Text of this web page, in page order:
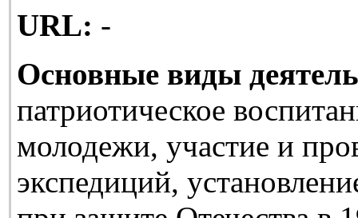
URL: -
Основные виды
патриотическое
молодежи, участие и
экспедиций,